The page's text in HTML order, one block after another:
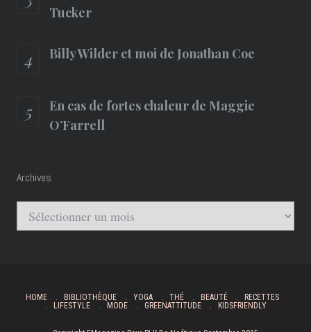
Tucker
Billy Wilder et moi de Jonathan Coe
En cas de fortes chaleur de Maggie
O’Farrell
Archives
Archives
HOME BIBLIOTHÈQUE YOGA THÉ BEAUTÉ
RECETTES
LIFESTYLE
MODE GREENATTITUDE KIDSFRIENDLY